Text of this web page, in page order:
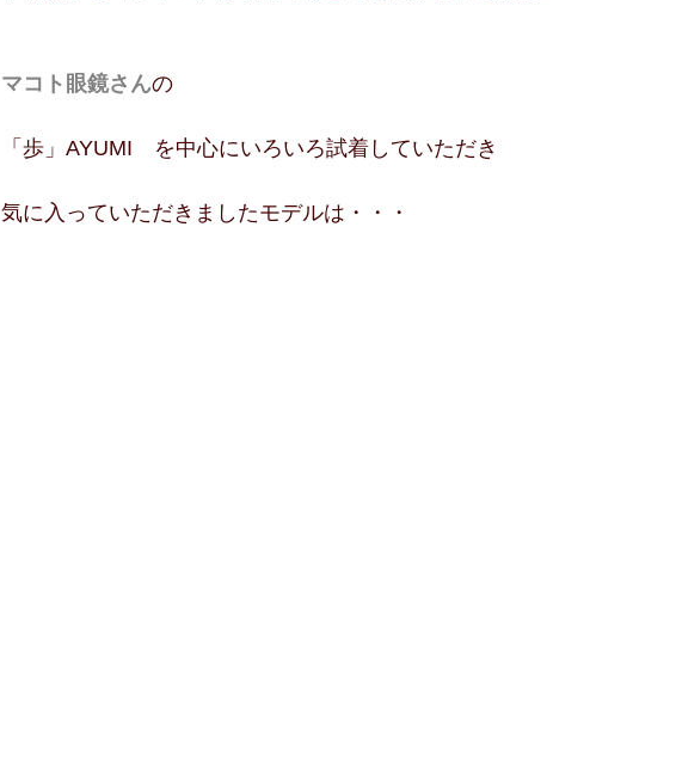
マコト眼鏡さんの
「歩」AYUMI　を中心にいろいろ試着していただき
気に入っていただきましたモデルは・・・